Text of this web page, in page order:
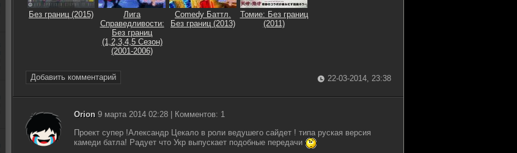
Без границ (2015)
Лига
Справедливости:
Без границ
(1,2,3,4,5 Сезон)
(2001-2006)
Comedy Баттл.
Без границ (2013)
Томие: Без границ
(2011)
Добавить комментарий 22-03-2014, 23:38
Orion 9 марта 2014 02:28 | Комментов: 1
Проект супер !Александр Цекало в роли ведушего сайдет ! типа руская версия
камеди батла! Радует что Укр выпускает подобные передачи